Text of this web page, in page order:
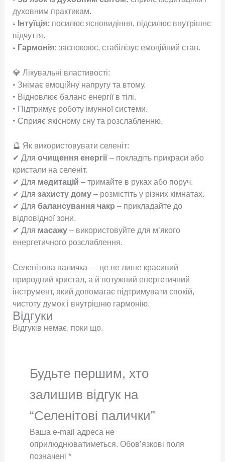
духовним практикам.
▫ Інтуїція: посилює ясновидіння, підсилює внутрішнє
відчуття.
▫ Гармонія: заспокоює, стабілізує емоційний стан.
💎 Лікувальні властивості:
▫ Знімає емоційну напругу та втому.
▫ Відновлює баланс енергії в тілі.
▫ Підтримує роботу імунної системи.
▫ Сприяє якісному сну та розслабленню.
🔮 Як використовувати селеніт:
✔ Для очищення енергії– покладіть прикраси або
кристали на селеніт.
✔ Для медитацій – тримайте в руках або поруч.
✔ Для захисту дому– розмістіть у різних кімнатах.
✔ Для балансування чакр – прикладайте до
відповідної зони.
✔ Для масажу– використовуйте для м’якого
енергетичного розслаблення.
Селенітова паличка — це не лише красивий
природний кристал, а й потужний енергетичний
інструмент, який допомагає підтримувати спокій,
чистоту думок і внутрішню гармонію.
Відгуки
Відгуків немає, поки що.
Будьте першим, хто
залишив відгук на
“Селенітові палички”
Ваша e-mail адреса не
оприлюднюватиметься. Обов’язкові поля
позначені *